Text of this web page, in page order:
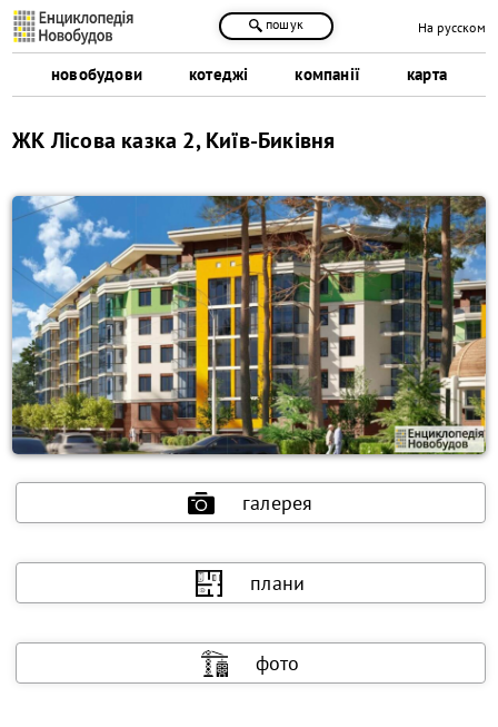
новобудови котеджі компанії карта
пошук На русском
ЖК Лісова казка 2, Київ-Биківня
галерея
плани
фото